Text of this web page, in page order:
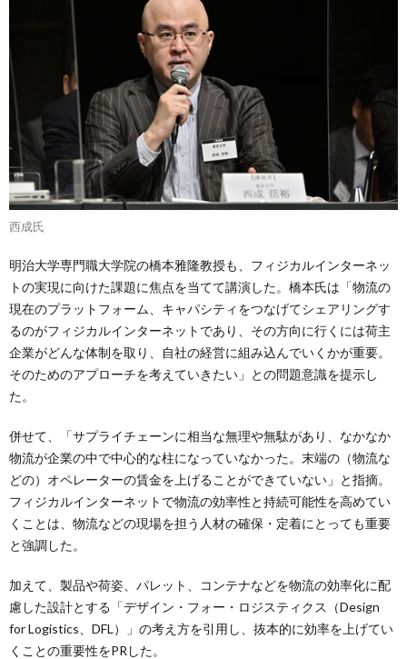
西成氏
明治大学専門職大学院の橋本雅隆教授も、フィジカルインターネッ
トの実現に向けた課題に焦点を当てて講演した。橋本氏は「物流の
現在のプラットフォーム、キャパシティをつなげてシェアリングす
るのがフィジカルインターネットであり、その方向に行くには荷主
企業がどんな体制を取り、自社の経営に組み込んでいくかが重要。
そのためのアプローチを考えていきたい」との問題意識を提示し
た。
併せて、「サプライチェーンに相当な無理や無駄があり、なかなか
物流が企業の中で中心的な柱になっていなかった。末端の（物流な
どの）オペレーターの賃金を上げることができていない」と指摘。
フィジカルインターネットで物流の効率性と持続可能性を高めてい
くことは、物流などの現場を担う人材の確保・定着にとっても重要
と強調した。
加えて、製品や荷姿、パレット、コンテナなどを物流の効率化に配
慮した設計とする「デザイン・フォー・ロジスティクス（Design
for Logistics、DFL）」の考え方を引用し、抜本的に効率を上げてい
くことの重要性をPRした。